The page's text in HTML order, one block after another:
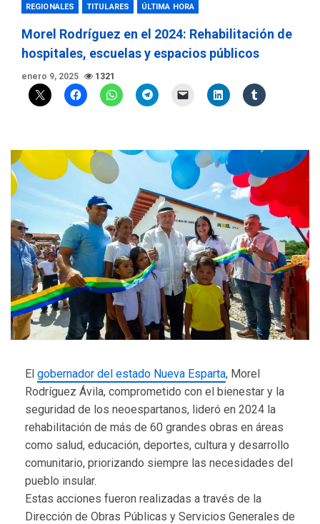
REGIONALES TITULARES ÚLTIMA HORA
Morel Rodríguez en el 2024: Rehabilitación de
hospitales, escuelas y espacios públicos
enero 9, 2025 1321
El gobernador del estado Nueva Esparta, Morel
Rodríguez Ávila, comprometido con el bienestar y la
seguridad de los neoespartanos, lideró en 2024 la
rehabilitación de más de 60 grandes obras en áreas
como salud, educación, deportes, cultura y desarrollo
comunitario, priorizando siempre las necesidades del
pueblo insular.
Estas acciones fueron realizadas a través de la
Dirección de Obras Públicas y Servicios Generales de